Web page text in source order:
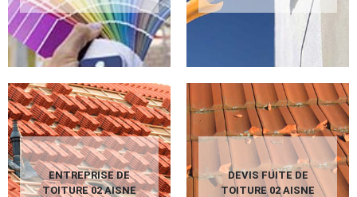
ENTREPRISE DE
TOITURE 02 AISNE
DEVIS FUITE DE
TOITURE 02 AISNE